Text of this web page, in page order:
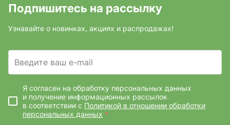
Подпишитесь на рассылку
Узнавайте о новинках, акциях и распродажах!
Введите ваш e-mail
Я согласен на обработку персональных данных
и получение информационных рассылок
в соответствии с Политикой в отношении обработки
персональных данных *